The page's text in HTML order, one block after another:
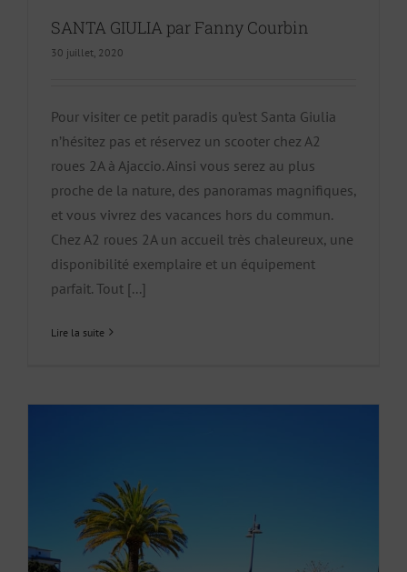
SANTA GIULIA par Fanny Courbin
30 juillet, 2020
Pour visiter ce petit paradis qu’est Santa Giulia
n’hésitez pas et réservez un scooter chez A2
roues 2A à Ajaccio. Ainsi vous serez au plus
proche de la nature, des panoramas magnifiques,
et vous vivrez des vacances hors du commun.
Chez A2 roues 2A un accueil très chaleureux, une
disponibilité exemplaire et un équipement
parfait. Tout [...]
Lire la suite